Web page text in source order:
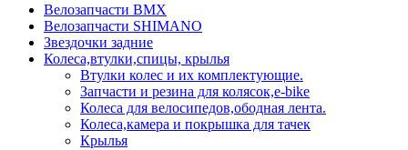
Велозапчасти BMX
Велозапчасти SHIMANO
Звездочки задние
Колеса,втулки,спицы, крылья
Втулки колес и их комплектующие.
Запчасти и резина для колясок,e-bike
Колеса для велосипедов,ободная лента.
Колеса,камера и покрышка для тачек
Крылья